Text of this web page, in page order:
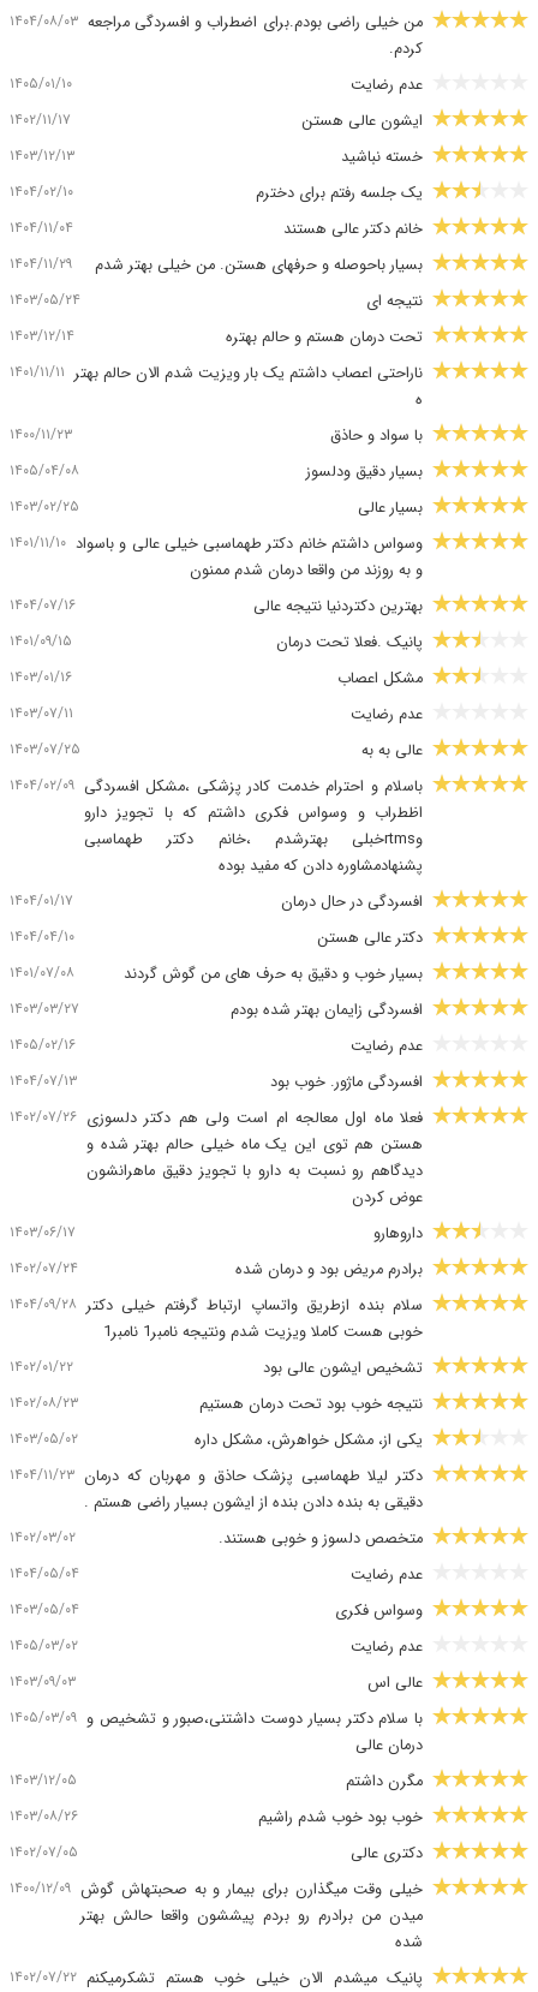
من خیلی راضی بودم.برای اضطراب و افسردگی مراجعه
کردم.
۱۴۰۴/۰۸/۰۳
عدم رضایت ۱۴۰۵/۰۱/۱۰
ایشون عالی هستن ۱۴۰۲/۱۱/۱۷
خسته نباشید ۱۴۰۳/۱۲/۱۳
یک جلسه رفتم برای دخترم ۱۴۰۴/۰۲/۱۰
خانم دکتر عالی هستند ۱۴۰۴/۱۱/۰۴
بسیار باحوصله و حرفهای هستن. من خیلی بهتر شدم ۱۴۰۴/۱۱/۲۹
نتیجه ای ۱۴۰۳/۰۵/۲۴
تحت درمان هستم و حالم بهتره ۱۴۰۳/۱۲/۱۴
ناراحتی اعصاب داشتم یک بار ویزیت شدم الان حالم بهتر
ه
۱۴۰۱/۱۱/۱۱
با سواد و حاذق ۱۴۰۰/۱۱/۲۳
بسیار دقیق ودلسوز ۱۴۰۵/۰۴/۰۸
بسیار عالی ۱۴۰۳/۰۲/۲۵
وسواس داشتم خانم دکتر طهماسبی خیلی عالی و باسواد
و به روزند من واقعا درمان شدم ممنون
۱۴۰۱/۱۱/۱۰
بهترین دکتردنیا نتیجه عالی ۱۴۰۴/۰۷/۱۶
پانیک .فعلا تحت درمان ۱۴۰۱/۰۹/۱۵
مشکل اعصاب ۱۴۰۳/۰۱/۱۶
عدم رضایت ۱۴۰۳/۰۷/۱۱
عالی به به ۱۴۰۳/۰۷/۲۵
باسلام و احترام خدمت کادر پزشکی ،مشکل افسردگی
اظطراب و وسواس فکری داشتم که با تجویز دارو
وrtmsخبلی بهترشدم ،خانم دکتر طهماسبی
پشنهادمشاوره دادن که مفید بوده
۱۴۰۴/۰۲/۰۹
افسردگی در حال درمان ۱۴۰۴/۰۱/۱۷
دکتر عالی هستن ۱۴۰۴/۰۴/۱۰
بسیار خوب و دقیق به حرف های من گوش گردند ۱۴۰۱/۰۷/۰۸
افسردگی زایمان بهتر شده بودم ۱۴۰۳/۰۳/۲۷
عدم رضایت ۱۴۰۵/۰۲/۱۶
افسردگی ماژور. خوب بود ۱۴۰۴/۰۷/۱۳
فعلا ماه اول معالجه ام است ولی هم دکتر دلسوزی
هستن هم توی این یک ماه خیلی حالم بهتر شده و
دیدگاهم رو نسبت به دارو با تجویز دقیق ماهرانشون
عوض کردن
۱۴۰۲/۰۷/۲۶
داروهارو ۱۴۰۳/۰۶/۱۷
برادرم مریض بود و درمان شده ۱۴۰۲/۰۷/۲۴
سلام بنده ازطریق واتساپ ارتباط گرفتم خیلی دکتر
خوبی هست کاملا ویزیت شدم ونتیجه نامبر1 نامبر1
۱۴۰۴/۰۹/۲۸
تشخیص ایشون عالی بود ۱۴۰۲/۰۱/۲۲
نتیجه خوب بود تحت درمان هستیم ۱۴۰۲/۰۸/۲۳
یکی از، مشکل خواهرش، مشکل داره ۱۴۰۳/۰۵/۰۲
دکتر لیلا طهماسبی پزشک حاذق و مهربان که درمان
دقیقی به بنده دادن بنده از ایشون بسیار راضی هستم .
۱۴۰۴/۱۱/۲۳
متخصص دلسوز و خوبی هستند. ۱۴۰۲/۰۳/۰۲
عدم رضایت ۱۴۰۴/۰۵/۰۴
وسواس فکری ۱۴۰۳/۰۵/۰۴
عدم رضایت ۱۴۰۵/۰۳/۰۲
عالی اس ۱۴۰۳/۰۹/۰۳
با سلام دکتر بسیار دوست داشتنی،صبور و تشخیص و
درمان عالی
۱۴۰۵/۰۳/۰۹
مگرن داشتم ۱۴۰۳/۱۲/۰۵
خوب بود خوب شدم راشیم ۱۴۰۳/۰۸/۲۶
دکتری عالی ۱۴۰۲/۰۷/۰۵
خیلی وقت میگذارن برای بیمار و به صحبتهاش گوش
میدن من برادرم رو بردم پیششون واقعا حالش بهتر
شده
۱۴۰۰/۱۲/۰۹
پانیک میشدم الان خیلی خوب هستم تشکرمیکنم ۱۴۰۲/۰۷/۲۲